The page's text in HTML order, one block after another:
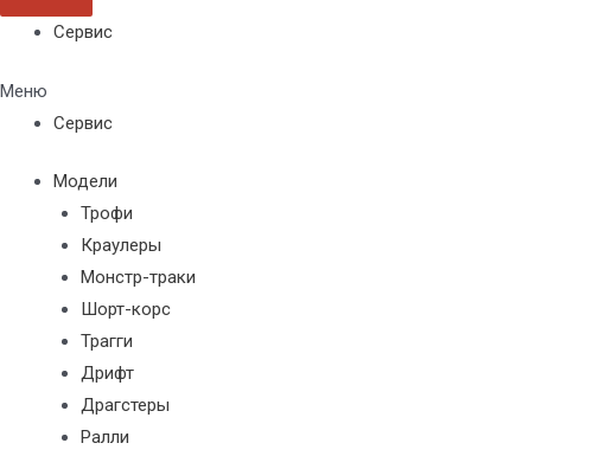
Сервис
Меню
Сервис
Модели
Трофи
Краулеры
Монстр-траки
Шорт-корс
Трагги
Дрифт
Драгстеры
Ралли